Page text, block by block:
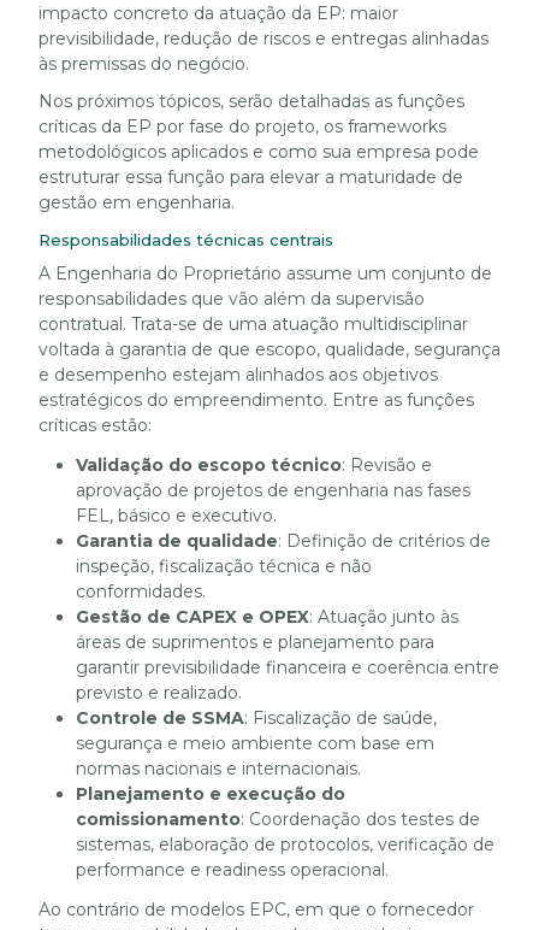
impacto concreto da atuação da EP: maior
previsibilidade, redução de riscos e entregas alinhadas
às premissas do negócio.
Nos próximos tópicos, serão detalhadas as funções
críticas da EP por fase do projeto, os frameworks
metodológicos aplicados e como sua empresa pode
estruturar essa função para elevar a maturidade de
gestão em engenharia.
Responsabilidades técnicas centrais
A Engenharia do Proprietário assume um conjunto de
responsabilidades que vão além da supervisão
contratual. Trata-se de uma atuação multidisciplinar
voltada à garantia de que escopo, qualidade, segurança
e desempenho estejam alinhados aos objetivos
estratégicos do empreendimento. Entre as funções
críticas estão:
Validação do escopo técnico: Revisão e
aprovação de projetos de engenharia nas fases
FEL, básico e executivo.
Garantia de qualidade: Definição de critérios de
inspeção, fiscalização técnica e não
conformidades.
Gestão de CAPEX e OPEX: Atuação junto às
áreas de suprimentos e planejamento para
garantir previsibilidade financeira e coerência entre
previsto e realizado.
Controle de SSMA: Fiscalização de saúde,
segurança e meio ambiente com base em
normas nacionais e internacionais.
Planejamento e execução do
comissionamento: Coordenação dos testes de
sistemas, elaboração de protocolos, verificação de
performance e readiness operacional.
Ao contrário de modelos EPC, em que o fornecedor